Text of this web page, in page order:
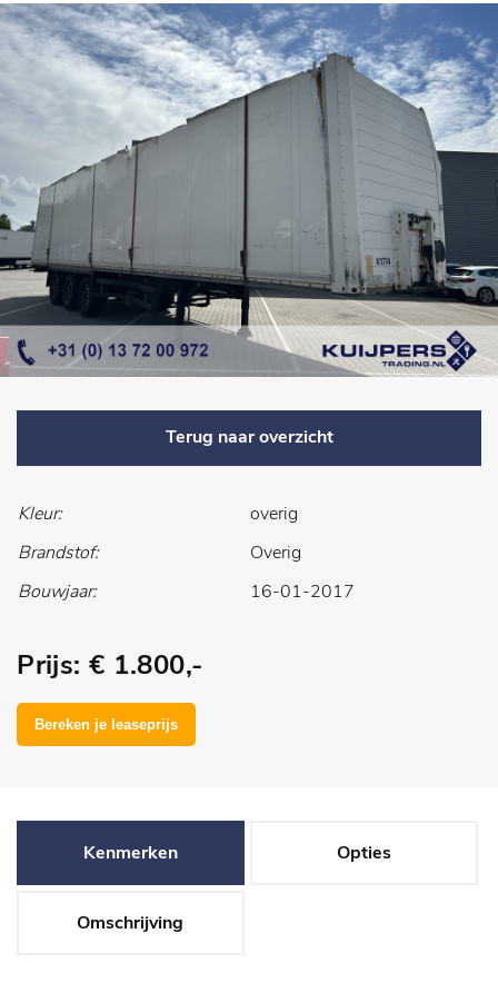
Terug naar overzicht
Kleur:
overig
Brandstof:
Overig
Bouwjaar:
16-01-2017
Prijs: € 1.800,-
Kenmerken Opties
Omschrijving